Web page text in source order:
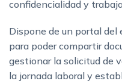
confidencialidad y
Dispone de un portal del
para poder compartir
gestionar la solicitud de
la jornada laboral y